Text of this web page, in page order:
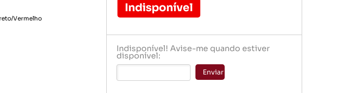
Pilhas e baterias
Indisponível
Indisponível! Avise-me quando estiver
disponível:
Enviar